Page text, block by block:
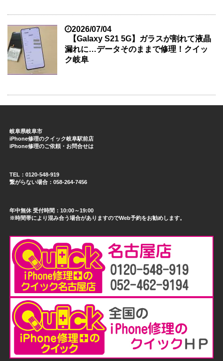
2026/07/04
【Galaxy S21 5G】ガラスが割れて液晶
漏れに…データそのままで修理！クイッ
ク岐阜
岐阜県岐阜市
iPhone修理のクイック岐阜駅前店
iPhone修理のご依頼・お問合せは
TEL：0120-548-919
繋がらない場合：058-264-7456
年中無休 受付時間：10:00～19:00
※時間帯により混み合う場合がありますのでWeb予約をお勧めします。